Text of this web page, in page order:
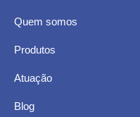
Quem somos
Produtos
Atuação
Blog